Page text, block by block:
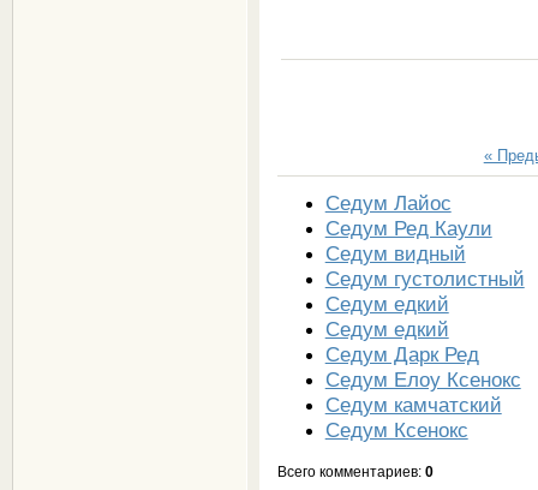
«
Седум Лайос
Седум Ред Каули
Седум видный
Седум густолистный
Седум едкий
Седум едкий
Седум Дарк Ред
Седум Елоу Ксенокс
Седум камчатский
Седум Ксенокс
Всего комментариев: 0